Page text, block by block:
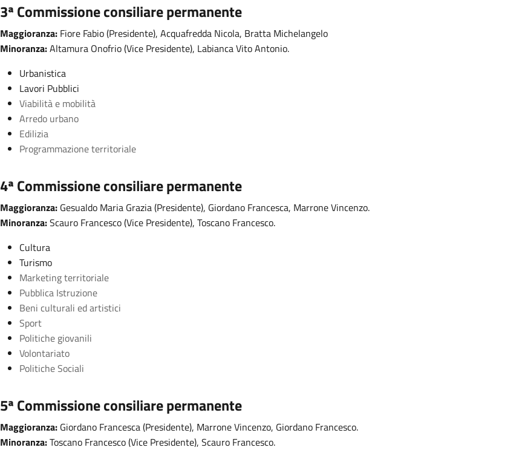
3ªCommissione consiliare permanente
Maggioranza: Fiore Fabio (Presidente), Acquafredda Nicola, Bratta Michelangelo
Minoranza:Altamura Onofrio (Vice Presidente), Labianca Vito Antonio.
Urbanistica
Lavori Pubblici
Viabilità e mobilità
Arredo urbano
Edilizia
Programmazione territoriale
4ªCommissione consiliare permanente
Maggioranza: Gesualdo Maria Grazia (Presidente), Giordano Francesca, Marrone Vincenzo.
Minoranza:Scauro Francesco (Vice Presidente), Toscano Francesco.
Cultura
Turismo
Marketing territoriale
Pubblica Istruzione
Beni culturali ed artistici
Sport
Politiche giovanili
Volontariato
Politiche Sociali
5ªCommissione consiliare permanente
Maggioranza: Giordano Francesca (Presidente), Marrone Vincenzo, Giordano Francesco.
Minoranza:Toscano Francesco (Vice Presidente), Scauro Francesco.